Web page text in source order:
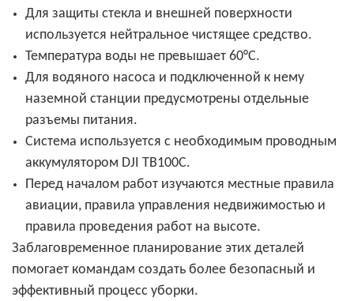
Для защиты стекла и внешней поверхности
используется нейтральное чистящее средство.
Температура воды не превышает 60°C.
Для водяного насоса и подключенной к нему
наземной станции предусмотрены отдельные
разъемы питания.
Система используется с необходимым проводным
аккумулятором DJI TB100C.
Перед началом работ изучаются местные правила
авиации, правила управления недвижимостью и
правила проведения работ на высоте.
Заблаговременное планирование этих деталей
помогает командам создать более безопасный и
эффективный процесс уборки.